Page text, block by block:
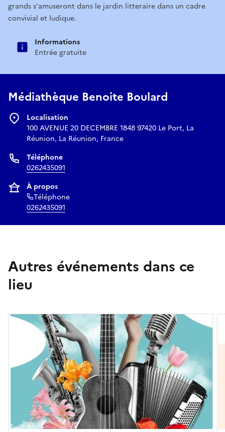
grands s'amuseront dans le jardin litteraire dans un cadre
convivial et ludique.
Informations
Entrée gratuite
Médiathèque Benoite Boulard
Localisation
100 AVENUE 20 DECEMBRE 1848 97420 Le Port, La
Réunion, La Réunion, France
Téléphone
0262435091
À propos
Téléphone
0262435091
Autres événements dans ce
lieu